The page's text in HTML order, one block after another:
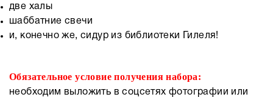
две халы
шаббатние свечи
и, конечно же, сидур из библиотеки Гилеля!
Обязательное условие получения набора:
необходим выложить в соцсетях фотографии или